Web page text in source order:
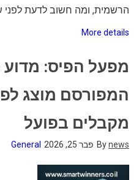
הרשמית, ומה חשוב לדעת לפני
More details
מפעל הפיס:
המפורסם מוצג
מקבלים בפועל
Bynews פבר 25, 2026 General